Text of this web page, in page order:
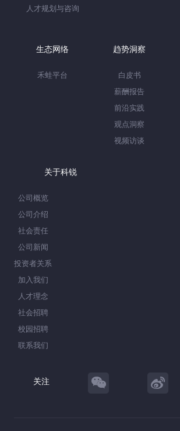
人才规划与咨询
生态网络
禾蛙平台
趋势洞察
白皮书
薪酬报告
前沿实践
观点洞察
视频访谈
关于科锐
公司概览
公司介绍
社会责任
公司新闻
投资者关系
加入我们
人才理念
社会招聘
校园招聘
联系我们
关注